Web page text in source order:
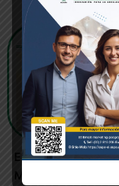
Maestría en
Estatus:Vigente
Modalidad: